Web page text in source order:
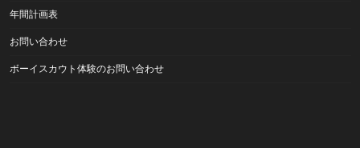
年間計画表
お問い合わせ
ボーイスカウト体験のお問い合わせ